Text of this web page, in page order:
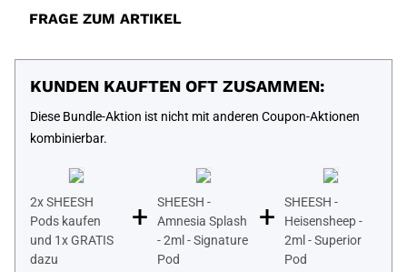
FRAGE ZUM ARTIKEL
KUNDEN KAUFTEN OFT ZUSAMMEN:
Diese Bundle-Aktion ist nicht mit anderen Coupon-Aktionen
kombinierbar.
2x SHEESH
Pods kaufen
und 1x GRATIS
dazu
+
SHEESH -
Amnesia Splash
- 2ml - Signature
Pod
+
SHEESH -
Heisensheep -
2ml - Superior
Pod